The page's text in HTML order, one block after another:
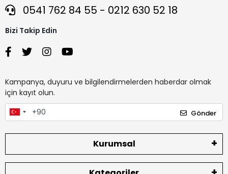
0541 762 84 55 - 0212 630 52 18
Bizi Takip Edin
Kampanya, duyuru ve bilgilendirmelerden haberdar olmak
için kayıt olun.
Gönder
Kurumsal